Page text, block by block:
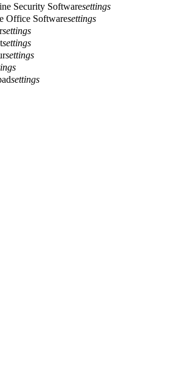
Security Softwaresettings
Office Softwaresettings
settings
settings
settings
settings